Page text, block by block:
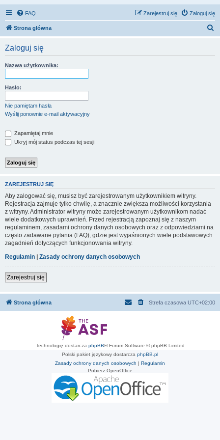
FAQ Zaloguj się
Zarejestruj się
Strona główna
Zaloguj się
Nazwa użytkownika:
Hasło:
Nie pamiętam hasła
Wyślij ponownie e-mail aktywacyjny
Zapamiętaj mnie
Ukryj mój status podczas tej sesji
ZAREJESTRUJ SIĘ
Aby zalogować się, musisz być zarejestrowanym użytkownikiem witryny.
Rejestracja zajmuje tylko chwilę, a znacznie zwiększa możliwości korzystania
z witryny. Administrator witryny może zarejestrowanym użytkownikom nadać
wiele dodatkowych uprawnień. Przed rejestracją zapoznaj się z naszym
regulaminem, zasadami ochrony danych osobowych oraz z odpowiedziami na
często zadawane pytania (FAQ), gdzie jest wyjaśnionych wiele podstawowych
zagadnień dotyczących funkcjonowania witryny.
Regulamin | Zasady ochrony danych osobowych
Zarejestruj się
Strona główna Strefa czasowa UTC+02:00
Technologię dostarcza phpBB® Forum Software © phpBB Limited
Polski pakiet językowy dostarcza phpBB.pl
Zasady ochrony danych osobowych | Regulamin
Pobierz OpenOffice